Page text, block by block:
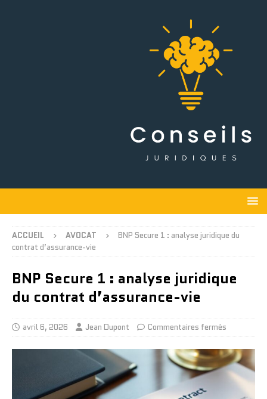
ACCUEIL AVOCAT
BNP Secure 1 : analyse juridique du
contrat d’assurance-vie
BNP Secure 1 : analyse juridique
du contrat d’assurance-vie
avril 6, 2026 Jean Dupont Commentaires fermés